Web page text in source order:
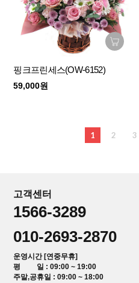
핑크프린세스(OW-6152)
59,000원
1 2 3
고객센터
1566-3289
010-2693-2870
운영시간 [연중무휴]
평 일 : 09:00 ~ 19:00
주말,공휴일 : 09:00 ~ 18:00